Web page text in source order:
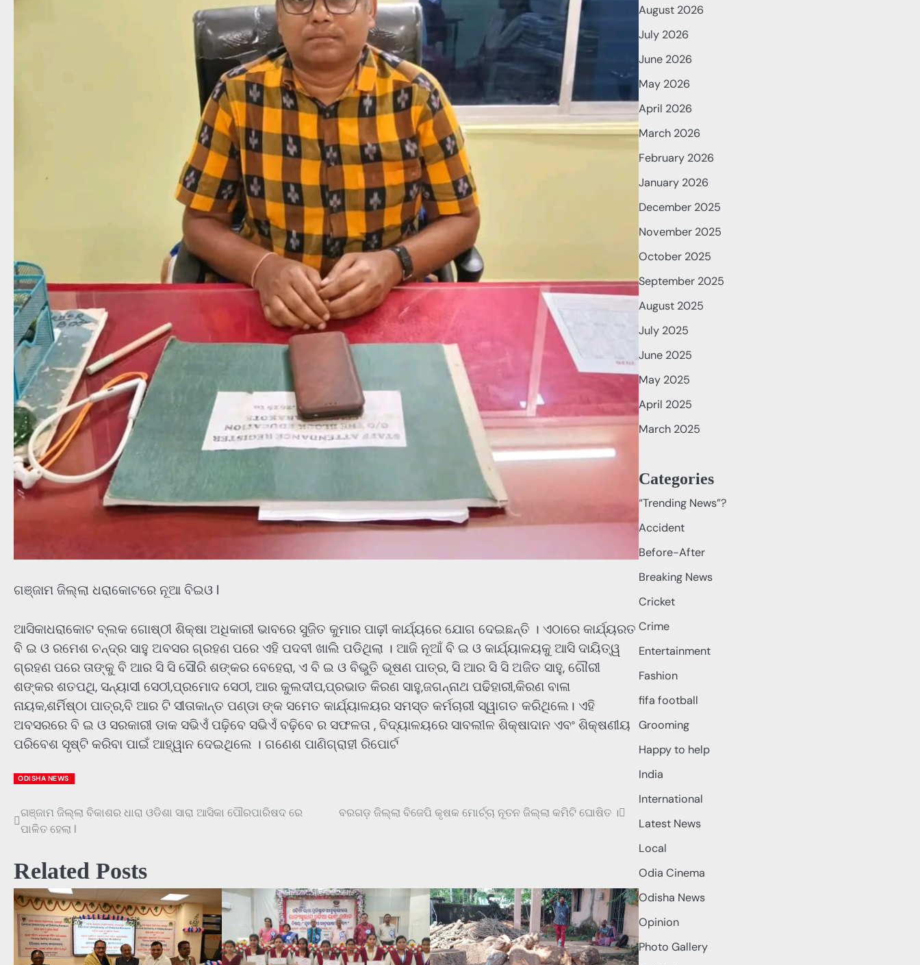
ଗଞ୍ଜାମ ଜିଲ୍ଲା ଧରାକୋଟରେ ନୂଆ ବିଇଓ l
ଆସିକାଧରାକୋଟ ବ୍ଲକ ଗୋଷ୍ଠୀ ଶିକ୍ଷା ଅଧିକାରୀ ଭାବରେ ସୁଜିତ କୁମାର ପାଢ଼ୀ କାର୍ଯ୍ୟରେ ଯୋଗ ଦେଇଛନ୍ତି । ଏଠାରେ କାର୍ଯ୍ୟରତ
ବି ଇ ଓ ରମେଶ ଚନ୍ଦ୍ର ସାହୁ ଅବସର ଗ୍ରହଣ ପରେ ଏହି ପଦବୀ ଖାଲି ପଡିଥିଲା । ଆଜି ନୂଆଁ ବି ଇ ଓ କାର୍ଯ୍ୟାଳୟକୁ ଆସି ଦାୟିତ୍ୱ
ଗ୍ରହଣ ପରେ ତାଙ୍କୁ ବି ଆର ସି ସି ସୌରି ଶଙ୍କର ବେହେରା, ଏ ବି ଇ ଓ ବିଭୁତି ଭୂଷଣ ପାତ୍ର, ସି ଆର ସି ସି ଅଜିତ ସାହୁ, ଗୌରୀ
ଶଙ୍କର ଶତପଥି, ସନ୍ୟାସୀ ସେଠୀ,ପ୍ରମୋଦ ସେଠୀ, ଆର କୁଲଦୀପ,ପ୍ରଭାତ କିରଣ ସାହୁ,ଜଗନ୍ନାଥ ପଢିହାରୀ,କିରଣ ବାଳା
ନାୟକ,ଶର୍ମିଷ୍ଠା ପାତ୍ର,ବି ଆର ଟି ସୀତାକାନ୍ତ ପଣ୍ଡା ଙ୍କ ସମେତ କାର୍ଯ୍ୟାଳୟର ସମସ୍ତ କର୍ମଚାରୀ ସ୍ୱାଗତ କରିଥିଲେ। ଏହି
ଅବସରରେ ବି ଇ ଓ ସରକାରୀ ଡାକ ସଭିଏଁ ପଢ଼ିବେ ସଭିଏଁ ବଢ଼ିବେ ର ସଫଳତା , ବିଦ୍ୟାଳୟରେ ସାବଲୀଳ ଶିକ୍ଷାଦାନ ଏବଂ ଶିକ୍ଷଣୀୟ
ପରିବେଶ ସୃଷ୍ଟି କରିବା ପାଇଁ ଆହ୍ୱାନ ଦେଇଥିଲେ । ଗଣେଶ ପାଣିଗ୍ରାହୀ ରିପୋର୍ଟ
ODISHA NEWS
Post
ଗଞ୍ଜାମ ଜିଲ୍ଲା ବିକାଶର ଧାରା ଓଡିଶା ସାରା ଆସିକା ପୌରପାରିଷଦ ରେ
ପାଳିତ ହେଲା l
ବରଗଡ଼ ଜିଲ୍ଲା ବିଜେପି କୃଷକ ମୋର୍ଚ୍ଚା ନୂତନ ଜିଲ୍ଲା କମିଟି ଘୋଷିତ ।
Related Posts
August 2026
July 2026
June 2026
May 2026
April 2026
March 2026
February 2026
January 2026
December 2025
November 2025
October 2025
September 2025
August 2025
July 2025
June 2025
May 2025
April 2025
March 2025
Categories
“Trending News”?
Accident
Before-After
Breaking News
Cricket
Crime
Entertainment
Fashion
fifa football
Grooming
Happy to help
India
International
Latest News
Local
Odia Cinema
Odisha News
Opinion
Photo Gallery